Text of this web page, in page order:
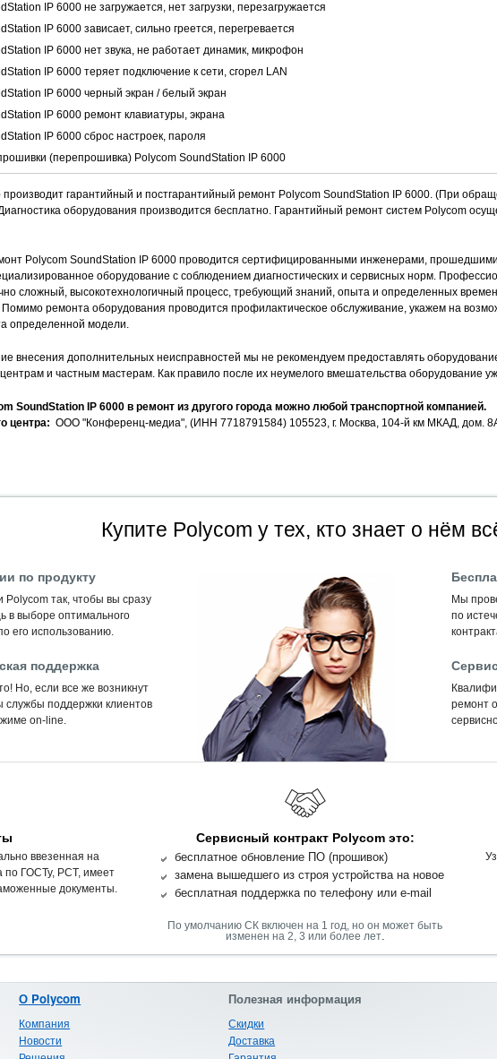
IP 6000 не загружается, нет загрузки, перезагружается
IP 6000 зависает, сильно греется, перегревается
IP 6000 нет звука, не работает динамик, микрофон
IP 6000 теряет подключение к сети, сгорел LAN
IP 6000 черный экран / белый экран
IP 6000 ремонт клавиатуры, экрана
IP 6000 сброс настроек, пароля
(перепрошивка) Polycom SoundStation IP 6000
гарантийный и постгарантийный ремонт Polycom SoundStation IP 6000. (При
оборудования производится бесплатно. Гарантийный ремонт систем Polycom
Polycom SoundStation IP 6000 проводится сертифицированными инженерами,
оборудование с соблюдением диагностических и сервисных норм.
сложный, высокотехнологичный процесс, требующий знаний, опыта и определенных
Помимо ремонта оборудования проводится профилактическое обслуживание, укажем на
определенной модели.
внесения дополнительных неисправностей мы не рекомендуем предоставлять
и частным мастерам. Как правило после их неумелого вмешательства оборудование
SoundStation IP 6000 в ремонт из другого города можно любой транспортной компанией.
центра: ООО "Конференц-медиа", (ИНН 7718791584) 105523, г. Москва, 104-й км МКАД, дом.
Купите Polycom у тех, кто знает о нём
по продукту
так, чтобы вы сразу
в выборе оптимального
его использованию.
поддержка
Но, если все же возникнут
службы поддержки клиентов
on-line.
Мы
по
ремонт
ввезенная на
по ГОСТу, РСТ, имеет
документы.
Сервисный контракт Polycom это:
бесплатное обновление ПО (прошивок)
замена вышедшего из строя устройства на новое
бесплатная поддержка по телефону или e-mail
По умолчанию СК включен на 1 год, но он может быть
изменен на 2, 3 или более лет.
О Polycom
Компания
Новости
Полезная информация
Скидки
Доставка